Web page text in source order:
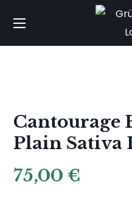
Cantourage
Plain Sativa
75,00 €